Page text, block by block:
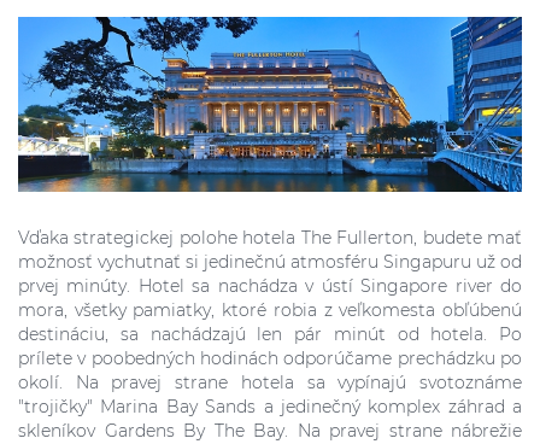
Vďaka strategickej polohe hotela The Fullerton, budete mať
možnosť vychutnať si jedinečnú atmosféru Singapuru už od
prvej minúty. Hotel sa nachádza v ústí Singapore river do
mora, všetky pamiatky, ktoré robia z veľkomesta obľúbenú
destináciu, sa nachádzajú len pár minút od hotela. Po
prílete v poobedných hodinách odporúčame prechádzku po
okolí. Na pravej strane hotela sa vypínajú svotoznáme
"trojičky" Marina Bay Sands a jedinečný komplex záhrad a
skleníkov Gardens By The Bay. Na pravej strane nábrežie